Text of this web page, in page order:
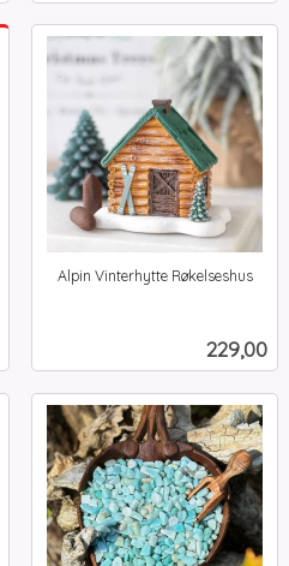
Alpin Vinterhytte Røkelseshus
Pris
229,00